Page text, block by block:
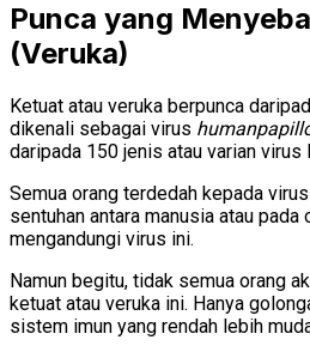
Punca yang
(Veruka)
Ketuat atau veruka berpunca
dikenali sebagai virus
daripada 150 jenis atau varian virus
Semua orang terdedah kepada
sentuhan antara manusia atau
mengandungi virus ini.
Namun begitu, tidak semua orang
ketuat atau veruka ini. Hanya
sistem imun yang rendah lebih